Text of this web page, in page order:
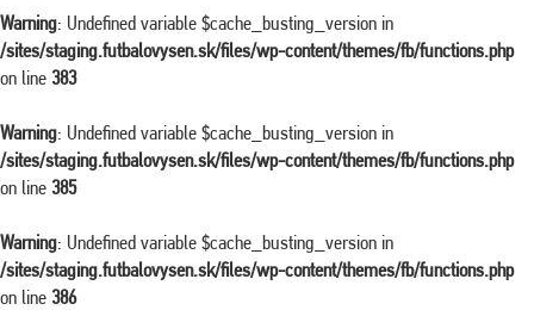
Warning: Undefined variable $cache_busting_version in
/sites/staging.futbalovysen.sk/files/wp-content/themes/fb/functions.php
on line 383
Warning: Undefined variable $cache_busting_version in
/sites/staging.futbalovysen.sk/files/wp-content/themes/fb/functions.php
on line 385
Warning: Undefined variable $cache_busting_version in
/sites/staging.futbalovysen.sk/files/wp-content/themes/fb/functions.php
on line 386